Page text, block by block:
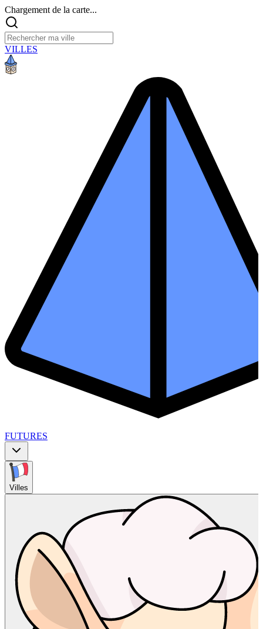
Chargement de la carte...
VILLES
FUTURES
Villes